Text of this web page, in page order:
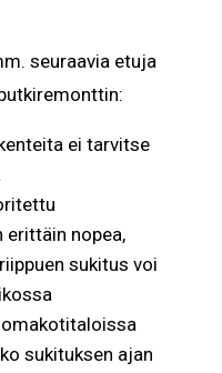
seuraavia etuja
ei tarvitse
nopea,
sukitus voi
sukituksen ajan